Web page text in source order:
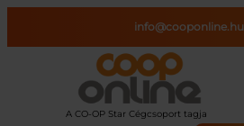
tartalomhoz
info@cooponline.hu